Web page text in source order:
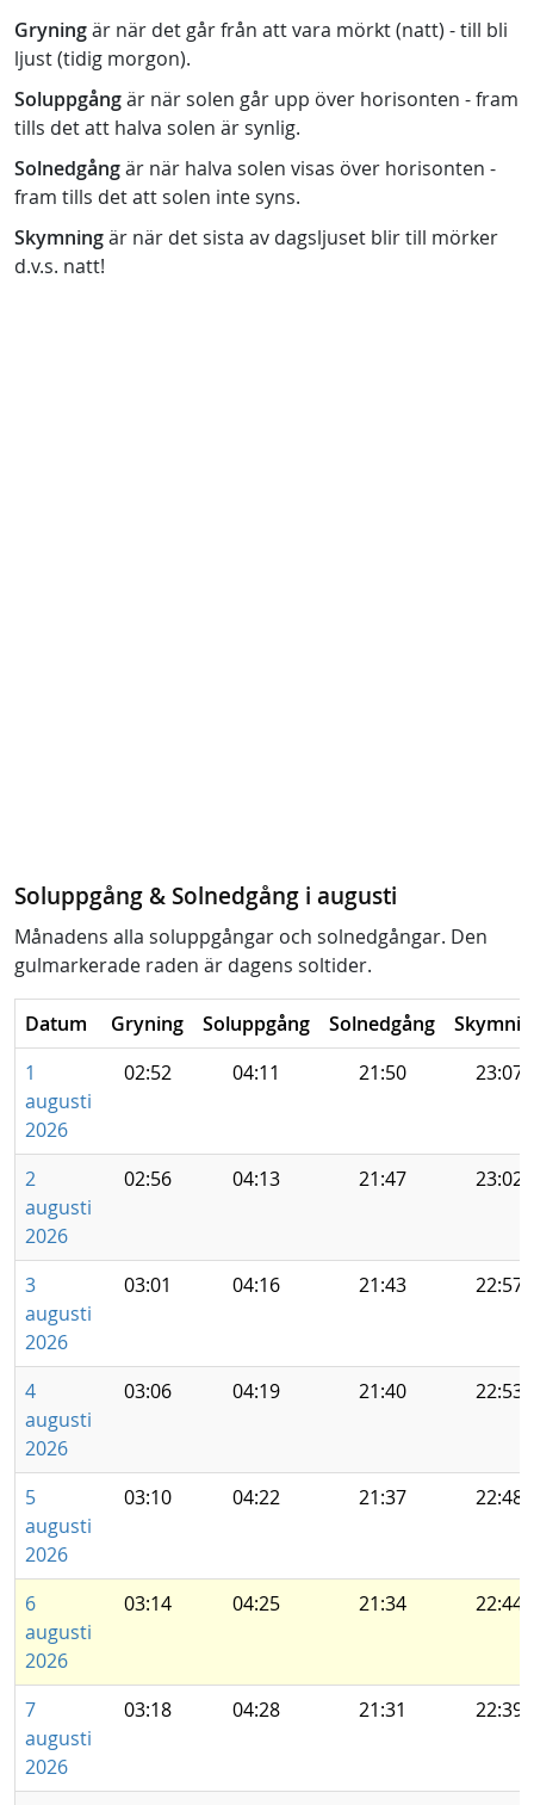
Gryningär när det går från att vara mörkt (natt) - till bli
ljust (tidig morgon).
Soluppgångär när solen går upp över horisonten - fram
tills det att halva solen är synlig.
Solnedgångär när halva solen visas över horisonten -
fram tills det att solen inte syns.
Skymningär när det sista av dagsljuset blir till mörker
d.v.s. natt!
Soluppgång & Solnedgång i augusti
Månadens alla soluppgångar och solnedgångar. Den
gulmarkerade raden är dagens soltider.
Datum Gryning Soluppgång Solnedgång
1
augusti
2026
02:52 04:11 21:50 23:07
2
augusti
2026
02:56 04:13 21:47 23:02
3
augusti
2026
03:01 04:16 21:43 22:57
4
augusti
2026
03:06 04:19 21:40 22:53
5
augusti
2026
03:10 04:22 21:37 22:48
6
augusti
2026
03:14 04:25 21:34 22:44
7
augusti
2026
03:18 04:28 21:31 22:39